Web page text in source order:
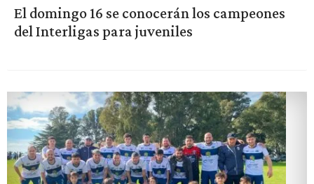
El domingo 16 se conocerán los campeones
del Interligas para juveniles